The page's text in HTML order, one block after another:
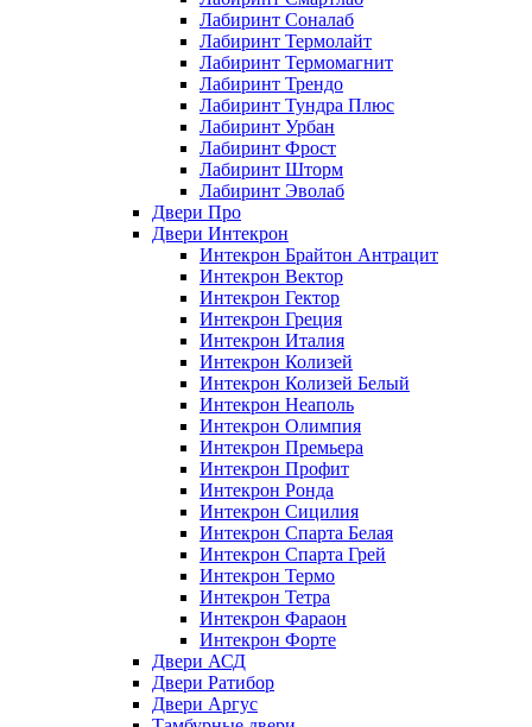
Лабиринт Соналаб
Лабиринт Термолайт
Лабиринт Термомагнит
Лабиринт Трендо
Лабиринт Тундра Плюс
Лабиринт Урбан
Лабиринт Фрост
Лабиринт Шторм
Лабиринт Эволаб
Двери Про
Двери Интекрон
Интекрон Брайтон Антрацит
Интекрон Вектор
Интекрон Гектор
Интекрон Греция
Интекрон Италия
Интекрон Колизей
Интекрон Колизей Белый
Интекрон Неаполь
Интекрон Олимпия
Интекрон Премьера
Интекрон Профит
Интекрон Ронда
Интекрон Сицилия
Интекрон Спарта Белая
Интекрон Спарта Грей
Интекрон Термо
Интекрон Тетра
Интекрон Фараон
Интекрон Форте
Двери АСД
Двери Ратибор
Двери Аргус